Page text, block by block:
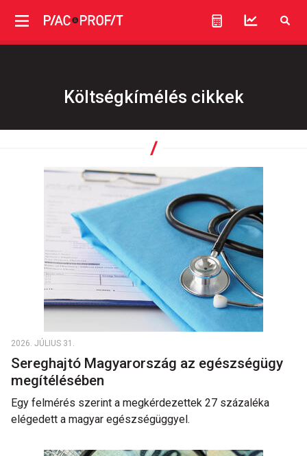
Költségkímélés cikkek
2026. JÚLIUS 31.
Sereghajtó Magyarország az egészségügy
megítélésében
Egy felmérés szerint a megkérdezettek 27 százaléka
elégedett a magyar egészségüggyel.